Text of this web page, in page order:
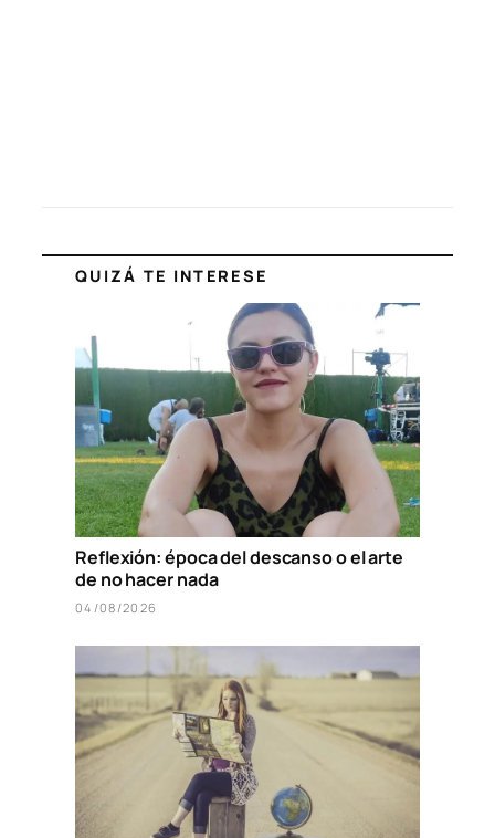
QUIZÁ TE INTERESE
Reflexión: época del descanso o el arte
de no hacer nada
04/08/2026